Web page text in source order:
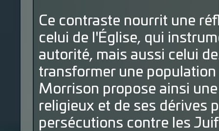
Ce contraste nourrit une
celui de l'Église, qui
autorité, mais aussi celui
transformer une
Morrison propose ainsi
religieux et de ses dérives
persécutions contre les